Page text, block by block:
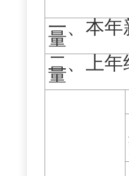
一、本
量
二、上年
量